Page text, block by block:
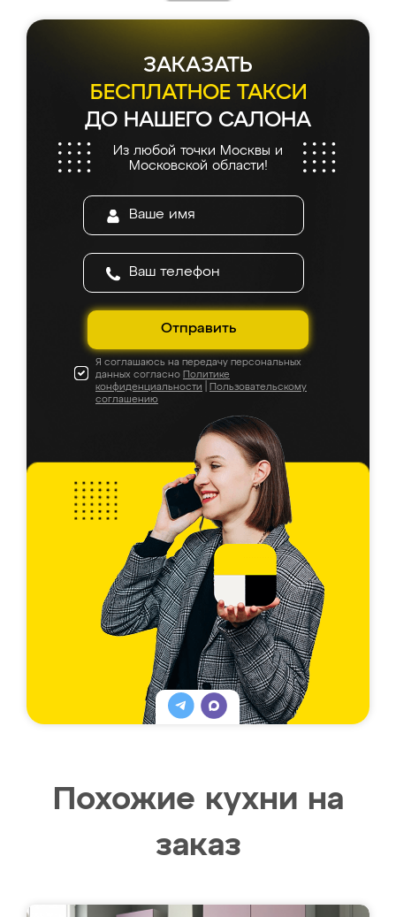
ЗАКАЗАТЬ
БЕСПЛАТНОЕ ТАКСИ
ДО НАШЕГО САЛОНА
Из любой точки Москвы и
Московской области!
Отправить
Я соглашаюсь на передачу персональных
данных согласно Политике
конфиденциальности
Пользовательскому
соглашению
Похожие кухни на
заказ